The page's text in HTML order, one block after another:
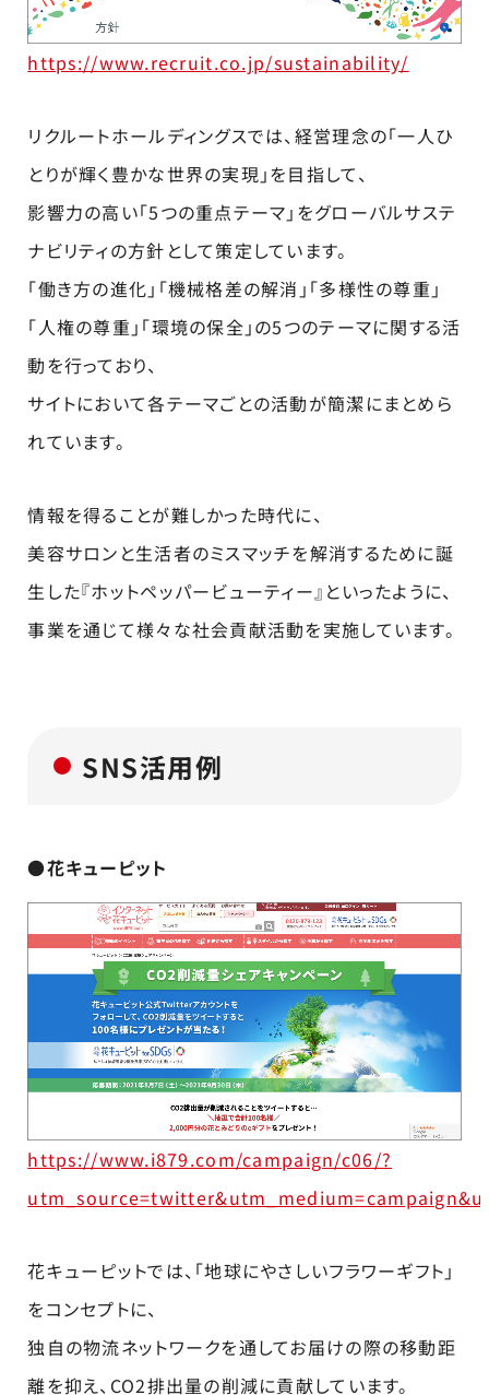
https://www.recruit.co.jp/sustainability/
リクルートホールディングスでは、経営理念の「一人ひ
とりが輝く豊かな世界の実現」を目指して、
影響力の高い「5つの重点テーマ」をグローバルサステ
ナビリティの方針として策定しています。
「働き方の進化」「機械格差の解消」「多様性の尊重」
「人権の尊重」「環境の保全」の5つのテーマに関する活
動を行っており、
サイトにおいて各テーマごとの活動が簡潔にまとめら
れています。
情報を得ることが難しかった時代に、
美容サロンと生活者のミスマッチを解消するために誕
生した『ホットペッパービューティー』といったように、
事業を通じて様々な社会貢献活動を実施しています。
SNS活用例
●花キューピット
https://www.i879.com/campaign/c06/?
花キューピットでは、「地球にやさしいフラワーギフト」
をコンセプトに、
独自の物流ネットワークを通してお届けの際の移動距
離を抑え、CO2排出量の削減に貢献しています。